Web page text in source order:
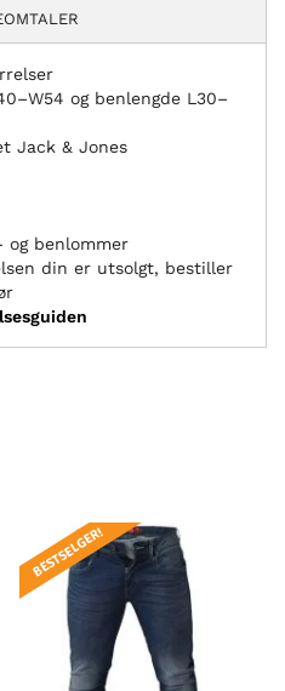
og benlengde L30–
Jack & Jones
og benlommer
din er utsolgt, bestiller
BESTSELGER!